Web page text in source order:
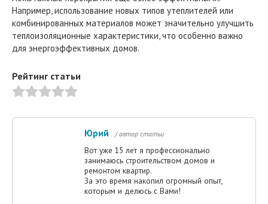
Например, использование новых типов утеплителей или
комбинированных материалов может значительно улучшить
теплоизоляционные характеристики, что особенно важно
для энергоэффективных домов.
Рейтинг статьи
Юрий / автор статьи
Вот уже 15 лет я профессионально
занимаюсь строительством домов и
ремонтом квартир.
За это время накопил огромный опыт,
которым и делюсь с Вами!